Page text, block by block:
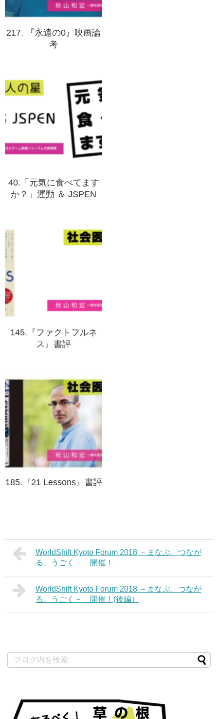
217. 『永遠の0』映画論
考
40.「元気に食べてます
か？」運動 ＆ JSPEN
145.『ファクトフルネ
ス』書評
185.『21 Lessons』書評
WorldShift Kyoto Forum 2018 －まなぶ、つなが
る、うごく－ 開催！
WorldShift Kyoto Forum 2018 －まなぶ、つなが
る、うごく－ 開催！(後編）